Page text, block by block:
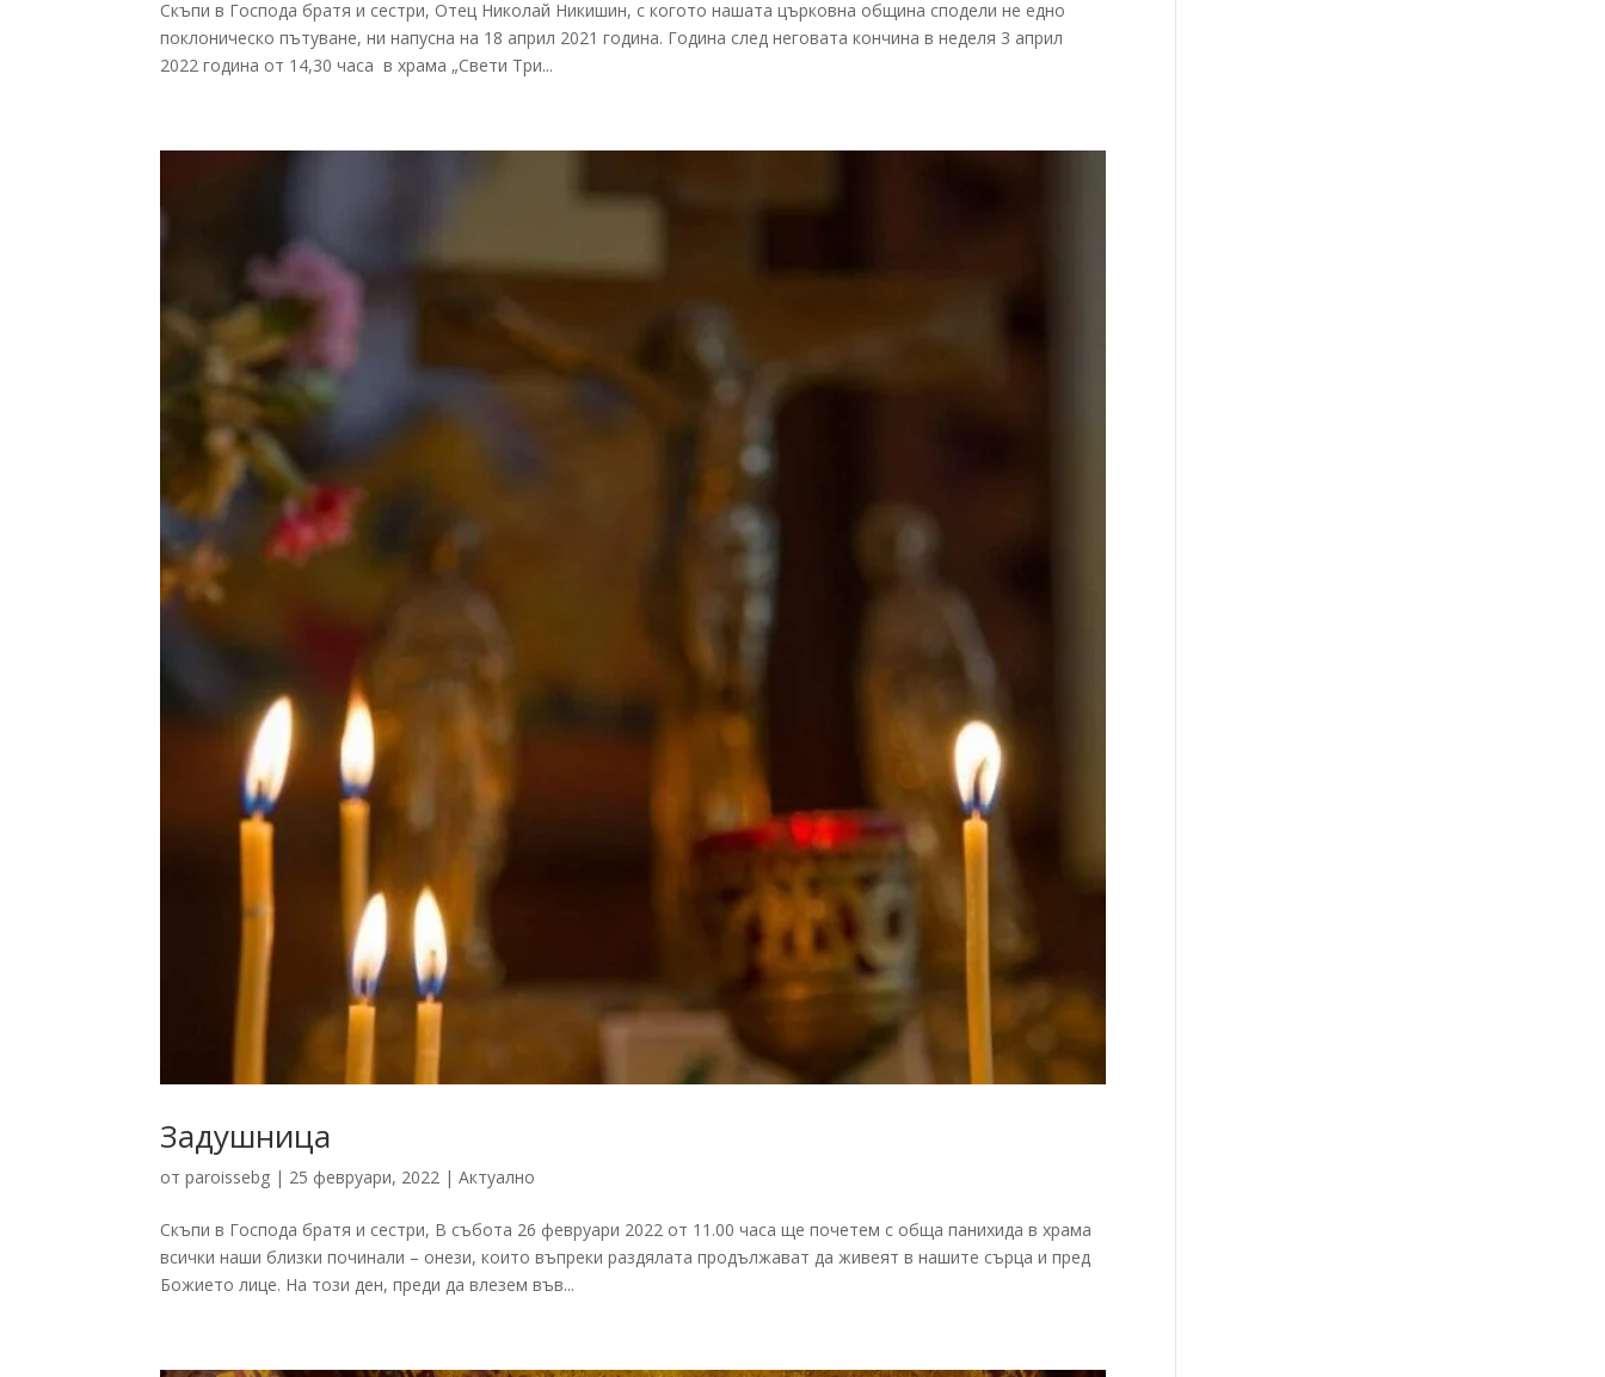
Скъпи в Господа братя и сестри, Отец Николай Никишин, с когото нашата църковна община сподели не едно
поклоническо пътуване, ни напусна на 18 април 2021 година. Година след неговата кончина в неделя 3 април
2022 година от 14,30 часа в храма „Свети Три...
Задушница
отparoissebg | 25 февруари, 2022 |Актуално
Скъпи в Господа братя и сестри, В събота 26 февруари 2022 от 11.00 часа ще почетем с обща панихида в храма
всички наши близки починали – онези, които въпреки раздялата продължават да живеят в нашите сърца и пред
Божието лице. На този ден, преди да влезем във...